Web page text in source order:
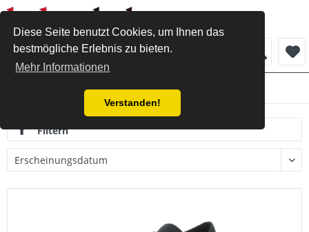
Diese Seite benutzt Cookies, um Ihnen das
bestmögliche Erlebnis zu bieten.
Mehr Informationen
Verstanden!
Menü
Filtern